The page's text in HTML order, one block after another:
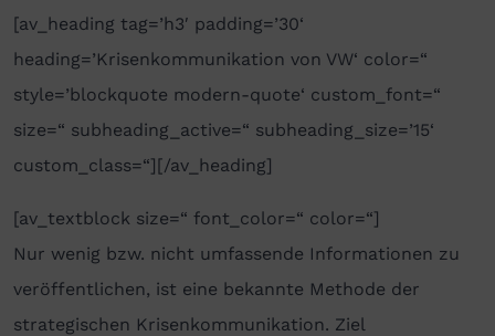
[av_heading tag=’h3′ padding=’30‘
heading=’Krisenkommunikation von VW‘ color=“
style=’blockquote modern-quote‘ custom_font=“
size=“ subheading_active=“ subheading_size=’15‘
custom_class=“][/av_heading]
[av_textblock size=“ font_color=“ color=“]
Nur wenig bzw. nicht umfassende Informationen zu
veröffentlichen, ist eine bekannte Methode der
strategischen Krisenkommunikation. Ziel